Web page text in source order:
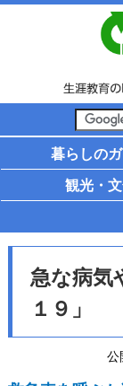
暮らしの
観光・
急な病気
１９」
公